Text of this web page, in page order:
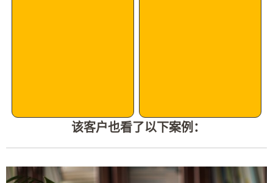
该客户也看了以下案例：